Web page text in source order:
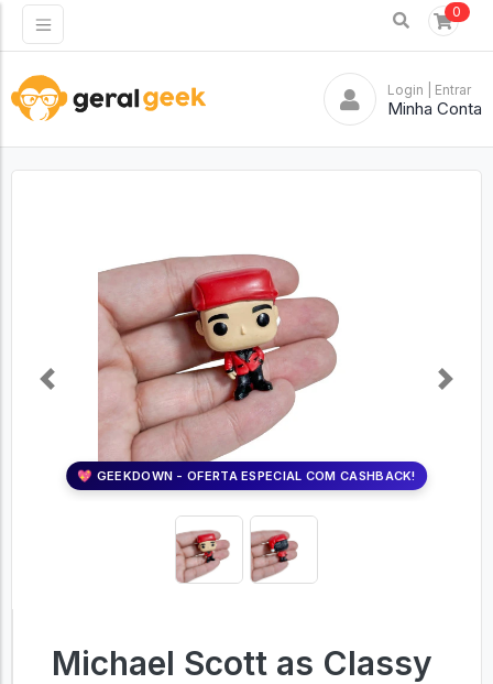
0
Login | Entrar
Minha Conta
💖 GEEKDOWN - OFERTA ESPECIAL COM CASHBACK!
Previous Next
Michael Scott as Classy